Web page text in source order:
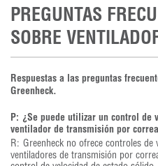
PREGUNTAS
SOBRE
Respuestas a las preguntas
Greenheck.
P: ¿Se puede utilizar un control de
ventilador de transmisión por
R: Greenheck no ofrece controles de
ventiladores de transmisión por